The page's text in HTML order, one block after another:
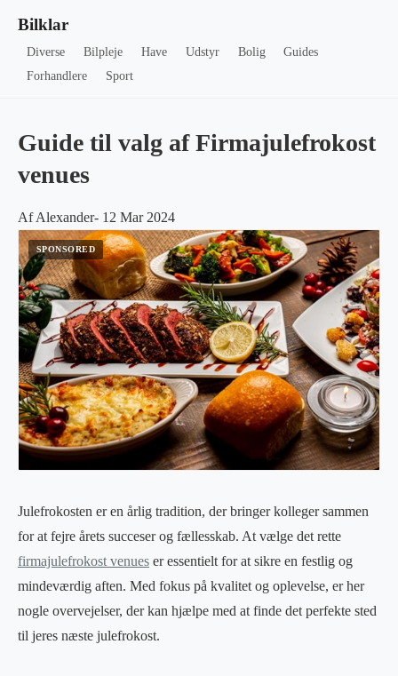
Bilklar
Diverse Bilpleje Have Udstyr Bolig
Guides
Forhandlere
Sport
Guide til valg af Firmajulefrokost
venues
Af Alexander- 12 Mar 2024
Julefrokosten er en årlig tradition, der bringer kolleger sammen
for at fejre årets succeser og fællesskab. At vælge det rette
firmajulefrokost venues er essentielt for at sikre en festlig og
mindeværdig aften. Med fokus på kvalitet og oplevelse, er her
nogle overvejelser, der kan hjælpe med at finde det perfekte sted
til jeres næste julefrokost.